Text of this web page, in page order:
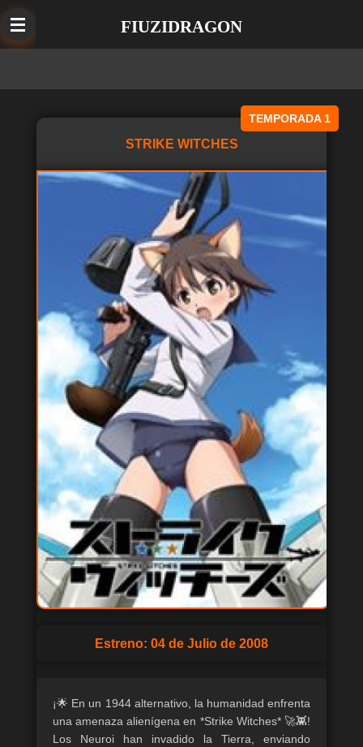
Ir
al
contenido
FIUZIDRAGON
TEMPORADA 1
STRIKE WITCHES
Estreno: 04 de Julio de 2008
¡🌟 En un 1944 alternativo, la humanidad enfrenta
una amenaza alienígena en *Strike Witches* 🚀👾!
Los Neuroi han invadido la Tierra, enviando